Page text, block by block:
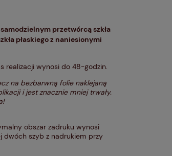
przetwórcą szkła
płaskiego z naniesionymi
realizacji wynosi do 48-godzin.
na bezbarwną folie naklejaną
i jest znacznie mniej trwały.
obszar zadruku wynosi
dwóch szyb z nadrukiem przy